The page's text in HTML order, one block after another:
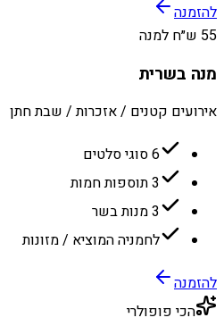
להזמנה
55 ש״ח למנה
מנה בשרית
אירועים קטנים / אזכרות / שבת חתן
6 סוגי סלטים
3 תוספות חמות
3 מנות בשר
לחמניה המוציא / מזונות
להזמנה
הכי פופולרי